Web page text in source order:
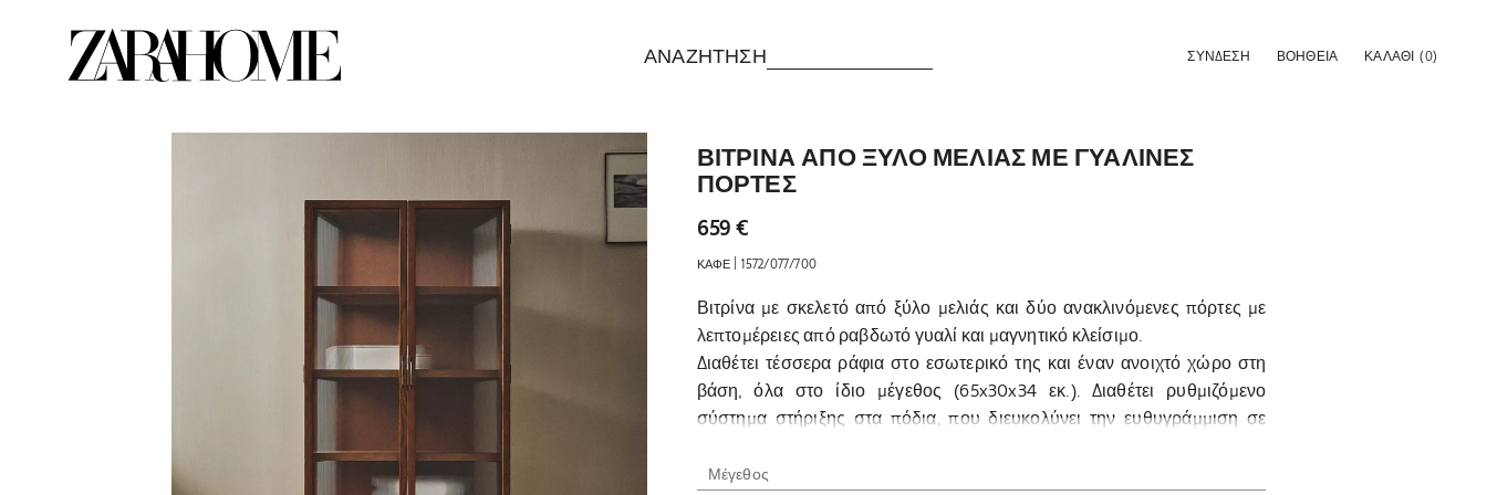
ΑΝΑΖΉΤΗΣΗ ΣΎΝΔΕΣΗ ΒΟΗΘΕΙΑ ΚΑΛΆΘΙ (0)
ΒΙΤΡΙΝΑ ΑΠΟ ΞΥΛΟ ΜΕΛΙΑΣ ΜΕ ΓΥΑΛΙΝΕΣ
ΠΟΡΤΕΣ
659 €
ΚΑΦΕ | 1572/077/700
Βιτρίνα με σκελετό από ξύλο μελιάς και δύο ανακλινόμενες πόρτες με
λεπτομέρειες από ραβδωτό γυαλί και μαγνητικό κλείσιμο.
Διαθέτει τέσσερα ράφια στο εσωτερικό της και έναν ανοιχτό χώρο στη
βάση, όλα στο ίδιο μέγεθος (65x30x34 εκ.). Διαθέτει ρυθμιζόμενο
σύστημα στήριξης στα πόδια, που διευκολύνει την ευθυγράμμιση σε
Μέγεθος